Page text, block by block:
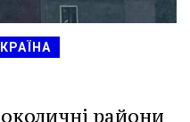
райони